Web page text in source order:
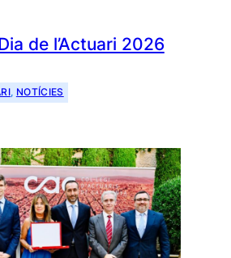
de l’Actuari 2026
, NOTÍCIES